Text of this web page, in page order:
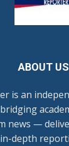
ABOUT US
is an
news —
depth